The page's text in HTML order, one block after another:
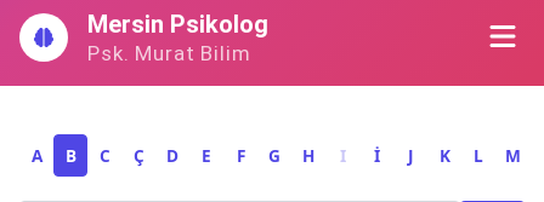
İçeriğe
geç
Mersin Psikolog
Psk. Murat Bilim
A B C Ç D E F G H I İ J K L M